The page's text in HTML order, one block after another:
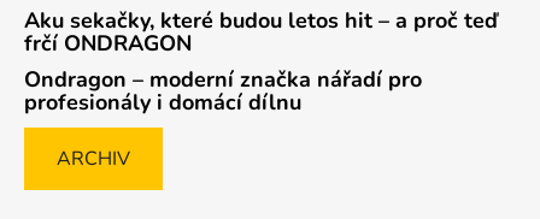
Aku sekačky, které budou letos hit – a proč teď
frčí ONDRAGON
Ondragon – moderní značka nářadí pro
profesionály i domácí dílnu
ARCHIV